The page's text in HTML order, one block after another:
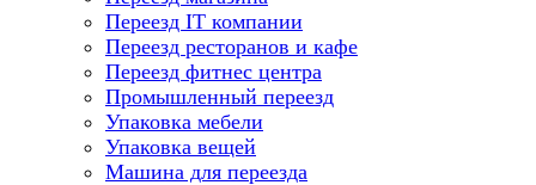
Переезд IT компании
Переезд ресторанов и кафе
Переезд фитнес центра
Промышленный переезд
Упаковка мебели
Упаковка вещей
Машина для переезда